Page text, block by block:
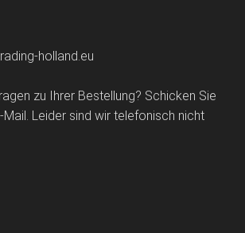
holland.eu
zu Ihrer Bestellung? Schicken Sie
Mail. Leider sind wir telefonisch nicht